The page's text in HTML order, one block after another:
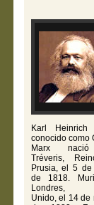
Karl Heinrich
conocido como
Marx
Tréveris,
Prusia, el 5 de
de 1818.
Londres,
Unido, el 14 de